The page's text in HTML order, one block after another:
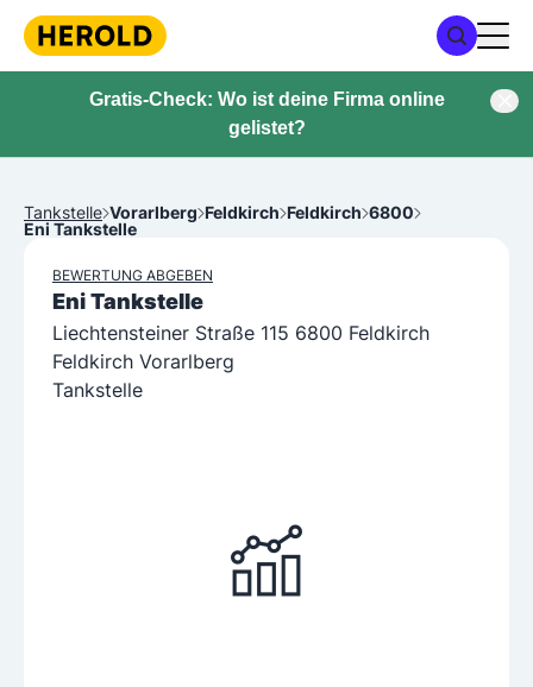
Gratis-Check: Wo ist deine Firma online
gelistet?
Tankstelle Vorarlberg Feldkirch Feldkirch 6800
Eni Tankstelle
BEWERTUNG ABGEBEN
Eni Tankstelle
Liechtensteiner Straße 115 6800 Feldkirch
Feldkirch Vorarlberg
Tankstelle